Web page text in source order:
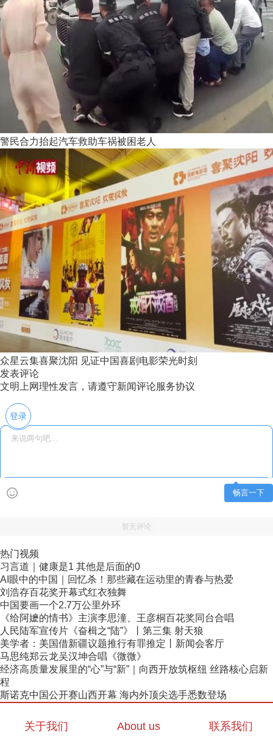
警民合力抬起汽车救助车祸被困老人
众星云集喜聚沈阳 见证中国喜剧电影荣光时刻
发表评论
文明上网理性发言，请遵守新闻评论服务协议
登录
畅言一下
暂无评论
热门视频
习言道｜健康是1 其他是后面的0
AI眼中的中国｜回忆杀！那些藏在运动里的青春与热爱
刘浩存百花奖开幕式红衣独舞
中国要画一个2.7万公里外环
《给阿嬷的情书》主演李思潼、王彦桐百花奖同台合唱
人民陆军宣传片《奋楫之“陆”》丨第三集 射天狼
美学者：美国借新疆议题推行有罪推定丨新闻会客厅
马思纯郑云龙吴汉坤合唱《微微》
经济高质量发展里的“心”与“新”｜向西开放筑枢纽 丝路核心启新
程
斯诺克中国公开赛山西开幕 海内外顶尖选手悉数登场
关于我们 About us 联系我们